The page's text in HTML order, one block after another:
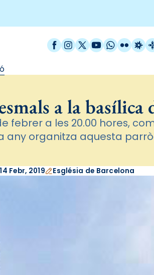
Facebook
Instagram
X / Twitter
YouTube
WhatsApp
Flickr
a la basílica
febrer a les 20.00 hores,
any organitza aquesta
14 Febr, 2019 Església de Barcelona